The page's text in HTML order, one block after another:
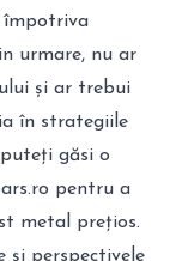
împotriva
urmare, nu ar
și ar trebui
în strategiile
găsi o
pentru a
metal prețios.
și perspectivele